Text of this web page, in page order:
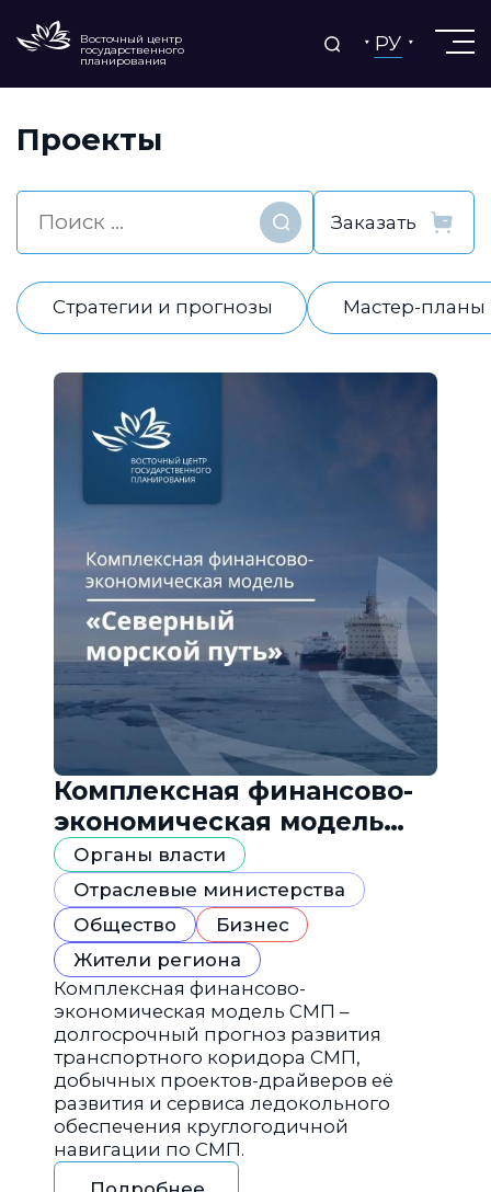
Восточный центр
государственного
планирования
РУ
Проекты
Найти
Стратегии и прогнозы Мастер-планы
Комплексная финансово-
экономическая модель
«Северный морской путь»
Органы власти
Отраслевые министерства
Общество
Бизнес
Жители региона
Комплексная финансово-
экономическая модель СМП –
долгосрочный прогноз развития
транспортного коридора СМП,
добычных проектов-драйверов её
развития и сервиса ледокольного
обеспечения круглогодичной
навигации по СМП.